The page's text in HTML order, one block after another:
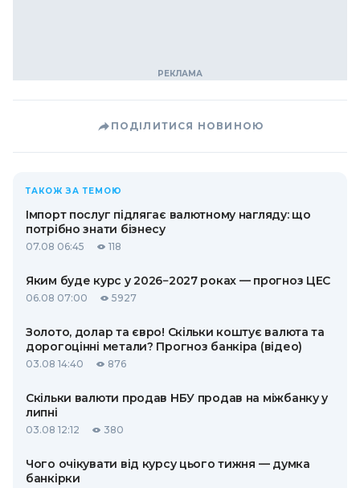
ПОДІЛИТИСЯ НОВИНОЮ
ТАКОЖ ЗА ТЕМОЮ
Імпорт послуг підлягає валютному нагляду: що
потрібно знати бізнесу
07.08 06:45 118
Яким буде курс у 2026−2027 роках — прогноз ЦЕС
06.08 07:00 5927
Золото, долар та євро! Скільки коштує валюта та
дорогоцінні метали? Прогноз банкіра (відео)
03.08 14:40 876
Скільки валюти продав НБУ продав на міжбанку у
липні
03.08 12:12 380
Чого очікувати від курсу цього тижня — думка
банкірки